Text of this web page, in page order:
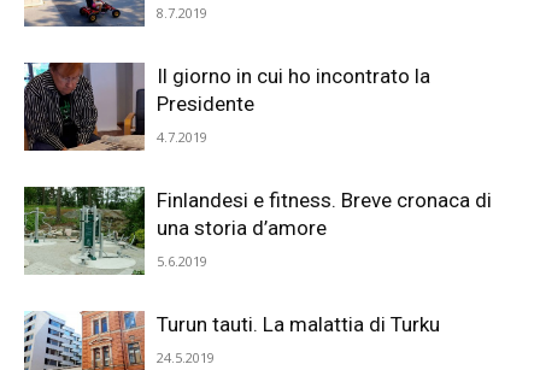
8.7.2019
Il giorno in cui ho incontrato la
Presidente
4.7.2019
Finlandesi e fitness. Breve cronaca di
una storia d’amore
5.6.2019
Turun tauti. La malattia di Turku
24.5.2019